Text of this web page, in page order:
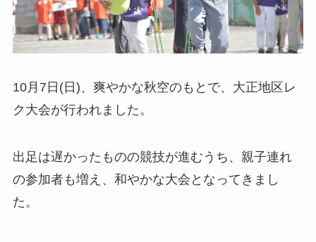
10月7日(日)、爽やかな秋空のもとで、大正地区レ
ク大会が行われました。
出足は遅かったものの競技が進むうち、親子連れ
の参加者も増え、和やかな大会となってきまし
た。